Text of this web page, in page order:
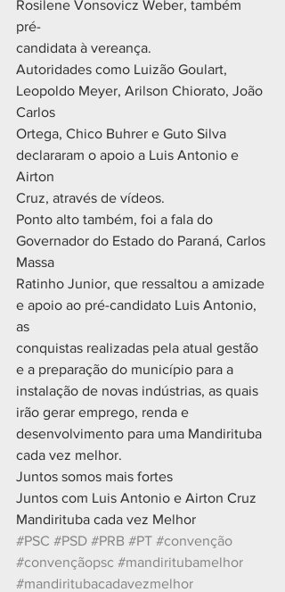
Rosilene Vonsovicz Weber, também
pré-
candidata à vereança.
Autoridades como Luizão Goulart,
Leopoldo Meyer, Arilson Chiorato, João
Carlos
Ortega, Chico Buhrer e Guto Silva
declararam o apoio a Luis Antonio e
Airton
Cruz, através de vídeos.
Ponto alto também, foi a fala do
Governador do Estado do Paraná, Carlos
Massa
Ratinho Junior, que ressaltou a amizade
e apoio ao pré-candidato Luis Antonio,
as
conquistas realizadas pela atual gestão
e a preparação do município para a
instalação de novas indústrias, as quais
irão gerar emprego, renda e
desenvolvimento para uma Mandirituba
cada vez melhor.
Juntos somos mais fortes
Juntos com Luis Antonio e Airton Cruz
Mandirituba cada vez Melhor
#PSC #PSD #PRB #PT #convenção
#convençãopsc #mandiritubamelhor
#mandiritubacadavezmelhor